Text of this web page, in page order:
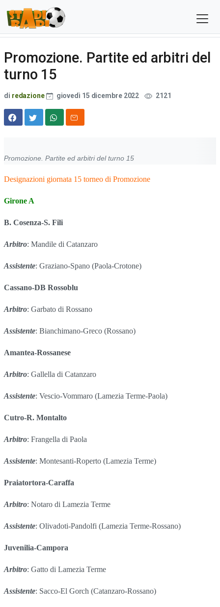
Promozione. Partite ed arbitri del
turno 15
di redazione giovedì 15 dicembre 2022 2121
Promozione. Partite ed arbitri del turno 15
Designazioni giornata 15 torneo di Promozione
Girone A
B. Cosenza-S. Fili
Arbitro: Mandile di Catanzaro
Assistente: Graziano-Spano (Paola-Crotone)
Cassano-DB Rossoblu
Arbitro: Garbato di Rossano
Assistente: Bianchimano-Greco (Rossano)
Amantea-Rossanese
Arbitro: Gallella di Catanzaro
Assistente: Vescio-Vommaro (Lamezia Terme-Paola)
Cutro-R. Montalto
Arbitro: Frangella di Paola
Assistente: Montesanti-Roperto (Lamezia Terme)
Praiatortora-Caraffa
Arbitro: Notaro di Lamezia Terme
Assistente: Olivadoti-Pandolfi (Lamezia Terme-Rossano)
Juvenilia-Campora
Arbitro: Gatto di Lamezia Terme
Assistente: Sacco-El Gorch (Catanzaro-Rossano)